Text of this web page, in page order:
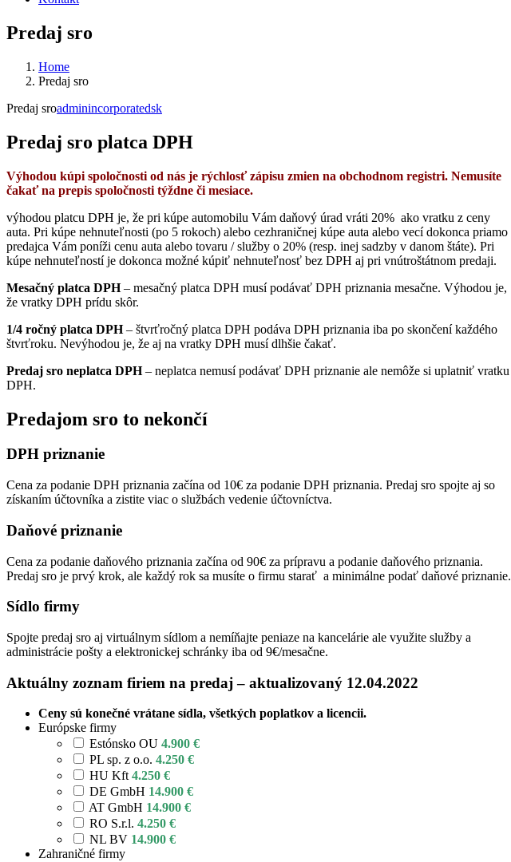
Predaj sro
Home
Predaj sro
Predaj sroadminincorporatedsk
Predaj sro platca DPH
Výhodou kúpi spoločnosti od nás je rýchlosť zápisu zmien na obchodnom registri. Nemusíte
čakať na prepis spoločnosti týždne či mesiace.
výhodou platcu DPH je, že pri kúpe automobilu Vám daňový úrad vráti 20% ako vratku z ceny
auta. Pri kúpe nehnuteľnosti (po 5 rokoch) alebo cezhraničnej kúpe auta alebo vecí dokonca priamo
predajca Vám poníži cenu auta alebo tovaru / služby o 20% (resp. inej sadzby v danom štáte). Pri
kúpe nehnuteľností je dokonca možné kúpiť nehnuteľnosť bez DPH aj pri vnútroštátnom predaji.
Mesačný platca DPH– mesačný platca DPH musí podávať DPH priznania mesačne. Výhodou je,
že vratky DPH prídu skôr.
1/4 ročný platca DPH– štvrťročný platca DPH podáva DPH priznania iba po skončení každého
štvrťroku. Nevýhodou je, že aj na vratky DPH musí dlhšie čakať.
Predaj sro neplatca DPH– neplatca nemusí podávať DPH priznanie ale nemôže si uplatniť vratku
DPH.
Predajom sro to nekončí
DPH priznanie
Cena za podanie DPH priznania začína od 10€ za podanie DPH priznania. Predaj sro spojte aj so
získaním účtovníka a zistite viac o službách vedenie účtovníctva.
Daňové priznanie
Cena za podanie daňového priznania začína od 90€ za prípravu a podanie daňového priznania.
Predaj sro je prvý krok, ale každý rok sa musíte o firmu starať a minimálne podať daňové priznanie.
Sídlo firmy
Spojte predaj sro aj virtuálnym sídlom a nemíňajte peniaze na kancelárie ale využite služby a
administrácie pošty a elektronickej schránky iba od 9€/mesačne.
Aktuálny zoznam firiem na predaj – aktualizovaný 12.04.2022
Ceny sú konečné vrátane sídla, všetkých poplatkov a licencii.
Európske firmy
Estónsko OU 4.900 €
PL sp. z o.o. 4.250 €
HU Kft4.250 €
DE GmbH 14.900 €
AT GmbH 14.900 €
RO S.r.l. 4.250 €
NL BV 14.900 €
Zahraničné firmy